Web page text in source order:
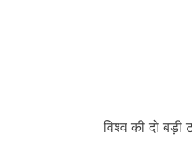
विश्व की दो